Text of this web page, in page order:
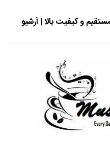
و کیفیت بالا | آرشیو